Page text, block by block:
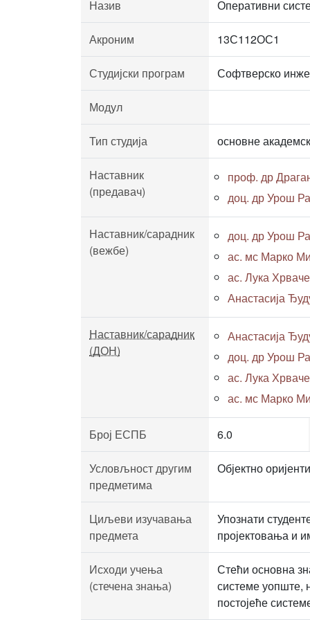
Назив Оперативни
Акроним 13С112ОС1
Студијски програм Софтверско
Модул
Тип студија основне
Наставник
(предавач)
проф. др
доц. др Урош
Наставник/сарадник
(вежбе)
доц. др Урош
ас. мс Марко
ас. Лука
Анастасија
Наставник/сарадник
(ДОН)
Анастасија
доц. др Урош
ас. Лука
ас. мс Марко
Број ЕСПБ 6.0
Условљност другим
предметима
Објектно
Циљеви изучавања
предмета
Упознати
пројектовања и
Исходи учења
(стечена знања)
Стећи основна
системе уопште,
постојеће